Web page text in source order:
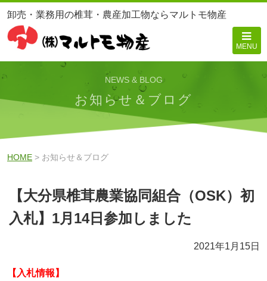
卸売・業務用の椎茸・農産加工物ならマルトモ物産
MENU
NEWS & BLOG
お知らせ＆ブログ
HOME > お知らせ＆ブログ
【大分県椎茸農業協同組合（OSK）初
入札】1月14日参加しました
2021年1月15日
【入札情報】